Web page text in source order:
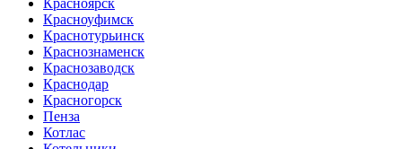
Красноуфимск
Краснотурьинск
Краснознаменск
Краснозаводск
Краснодар
Красногорск
Пенза
Котлас